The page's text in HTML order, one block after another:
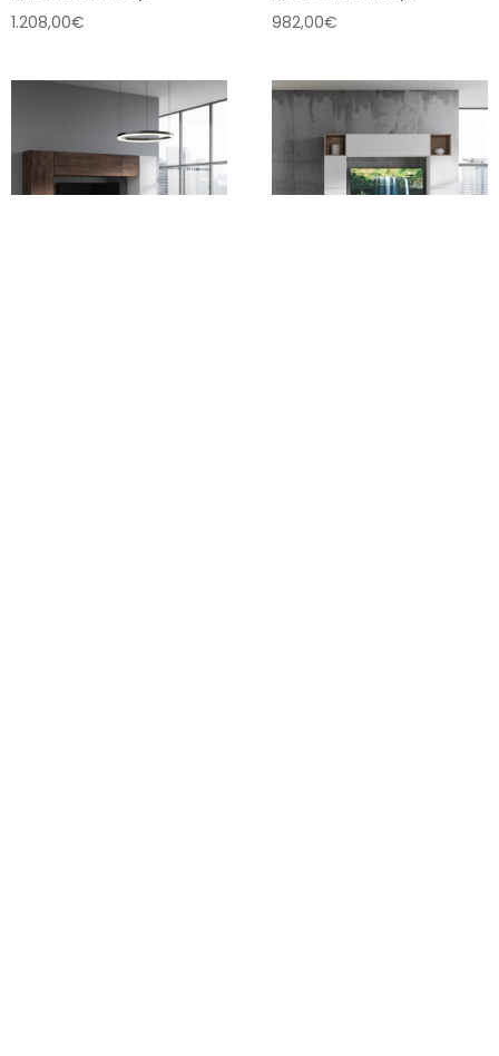
1.208,00€ 982,00€